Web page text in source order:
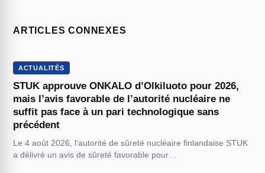
ARTICLES CONNEXES
ACTUALITÉS
STUK approuve ONKALO d’Olkiluoto pour 2026,
mais l’avis favorable de l’autorité nucléaire ne
suffit pas face à un pari technologique sans
précédent
Le 4 août 2026, l'autorité de sûreté nucléaire finlandaise STUK
a délivré un avis de sûreté favorable pour…